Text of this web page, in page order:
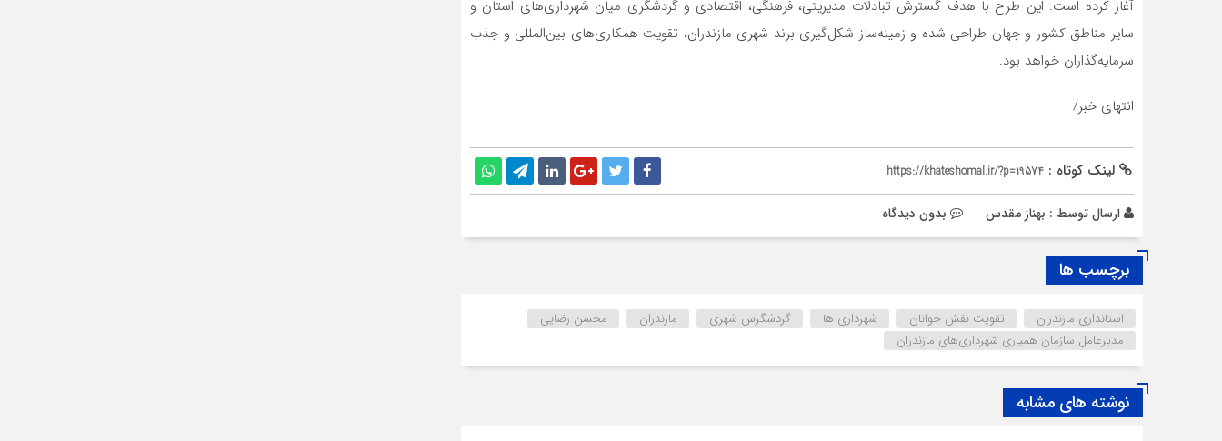
آغاز کرده است. این طرح با هدف گسترش تبادلات مدیریتی، فرهنگی، اقتصادی و گردشگری میان شهرداری‌های استان و
سایر مناطق کشور و جهان طراحی شده و زمینه‌ساز شکل‌گیری برند شهری مازندران، تقویت همکاری‌های بین‌المللی و جذب
سرمایه‌گذاران خواهد بود.
انتهای خبر/
لینک کوتاه : https://khateshomal.ir/?p=19574
ارسال توسط : بهناز مقدس بدون دیدگاه
برچسب ها
استانداری مازندران تقویت نقش جوانان شهرداری ها گردشگرس شهری مازندران
محسن رضایی
مدیرعامل سازمان همیاری شهرداری‌های مازندران
نوشته های مشابه